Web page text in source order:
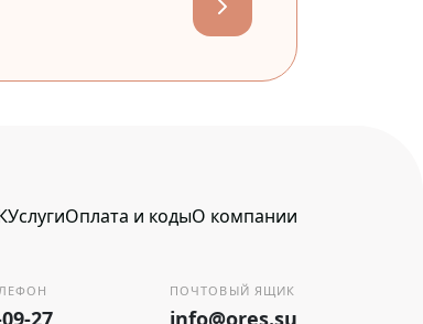
УслугиОплата и кодыО компании
27
ПОЧТОВЫЙ ЯЩИК
info@ores.su